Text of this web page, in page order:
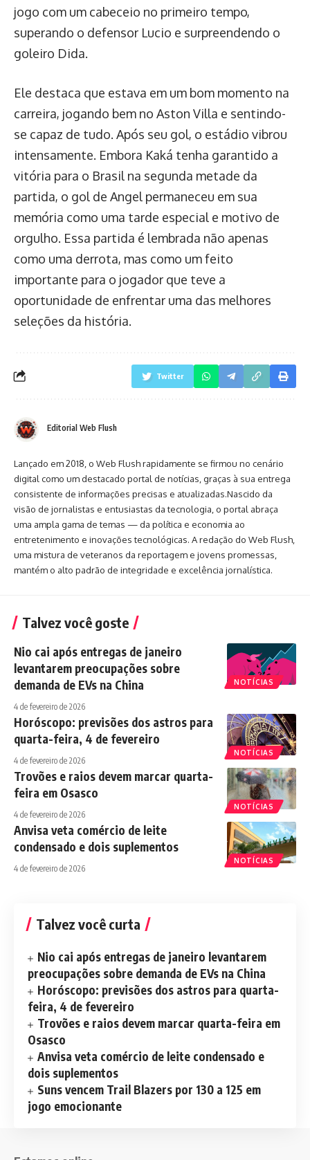
jogo com um cabeceio no primeiro tempo,
superando o defensor Lucio e surpreendendo o
goleiro Dida.
Ele destaca que estava em um bom momento na
carreira, jogando bem no Aston Villa e sentindo-
se capaz de tudo. Após seu gol, o estádio vibrou
intensamente. Embora Kaká tenha garantido a
vitória para o Brasil na segunda metade da
partida, o gol de Angel permaneceu em sua
memória como uma tarde especial e motivo de
orgulho. Essa partida é lembrada não apenas
como uma derrota, mas como um feito
importante para o jogador que teve a
oportunidade de enfrentar uma das melhores
seleções da história.
Twitter
Editorial Web Flush
Lançado em 2018, o Web Flush rapidamente se firmou no cenário
digital como um destacado portal de notícias, graças à sua entrega
consistente de informações precisas e atualizadas.Nascido da
visão de jornalistas e entusiastas da tecnologia, o portal abraça
uma ampla gama de temas — da política e economia ao
entretenimento e inovações tecnológicas. A redação do Web Flush,
uma mistura de veteranos da reportagem e jovens promessas,
mantém o alto padrão de integridade e excelência jornalística.
Talvez você goste
NOTÍCIAS
Nio cai após entregas de janeiro
levantarem preocupações sobre
demanda de EVs na China
4 de fevereiro de 2026
NOTÍCIAS
Horóscopo: previsões dos astros para
quarta-feira, 4 de fevereiro
4 de fevereiro de 2026
NOTÍCIAS
Trovões e raios devem marcar quarta-
feira em Osasco
4 de fevereiro de 2026
NOTÍCIAS
Anvisa veta comércio de leite
condensado e dois suplementos
4 de fevereiro de 2026
Talvez você curta
Nio cai após entregas de janeiro levantarem
preocupações sobre demanda de EVs na China
Horóscopo: previsões dos astros para quarta-
feira, 4 de fevereiro
Trovões e raios devem marcar quarta-feira em
Osasco
Anvisa veta comércio de leite condensado e
dois suplementos
Suns vencem Trail Blazers por 130 a 125 em
jogo emocionante